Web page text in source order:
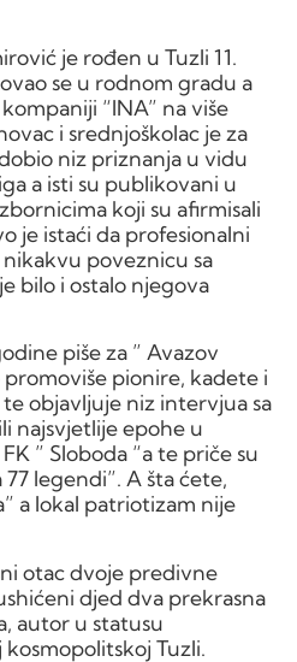
je rođen u Tuzli 11.
se u rodnom gradu a
“INA” na više
i srednjoškolac je za
niz priznanja u vidu
a isti su publikovani u
koji su afirmisali
je istaći da profesionalni
poveznicu sa
bilo i ostalo njegova
piše za ” Avazov
pionire, kadete i
te objavljuje niz intervjua sa
najsvjetlije epohe u
” Sloboda “a te priče su
legendi”. A šta ćete,
a lokal patriotizam nije
otac dvoje predivne
djed dva prekrasna
autor u statusu
Tuzli.